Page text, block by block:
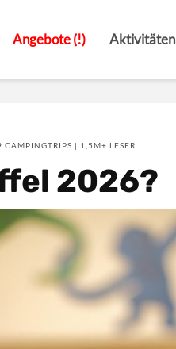
Angebote (!) Aktivitäten
| 1,5M+ LESER
2026?